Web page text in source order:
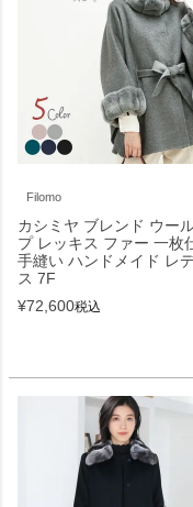
Filomo
カシミヤ ブレンド ウー
プ レッキス ファー 一枚
手縫い ハンドメイド レ
ス 7F
¥72,600税込